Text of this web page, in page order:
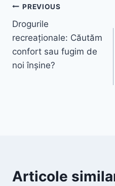
Navigare
în
articole
PREVIOUS
Drogurile
recreaționale: Căutăm
confort sau fugim de
noi înșine?
Articole